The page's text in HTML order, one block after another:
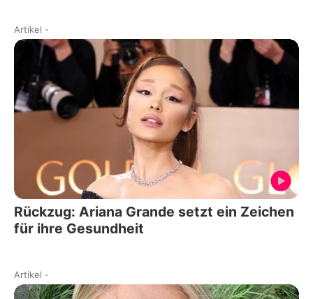
Artikel -
Rückzug: Ariana Grande setzt ein Zeichen
für ihre Gesundheit
Artikel -